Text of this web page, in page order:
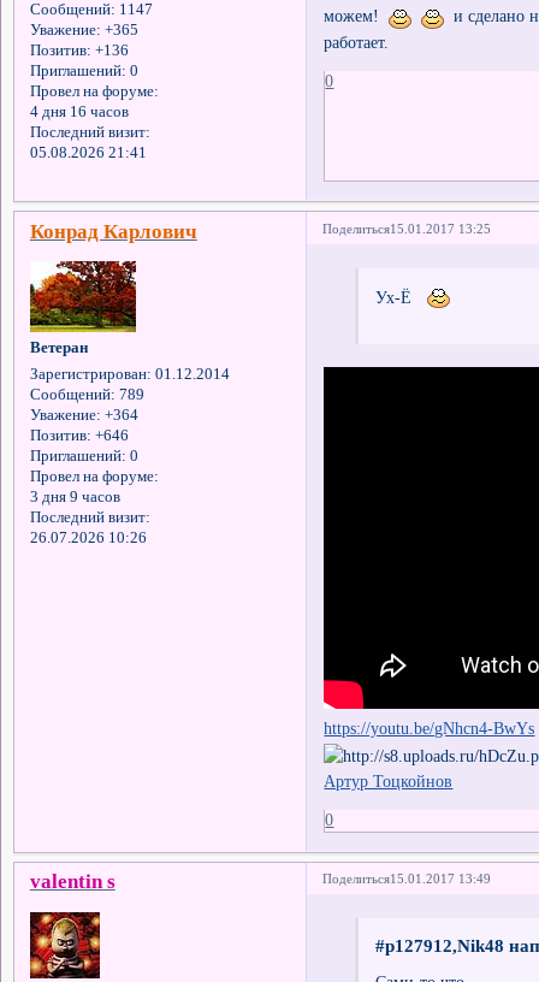
Сообщений: 1147
Уважение: +365
Позитив: +136
Приглашений: 0
Провел на форуме:
4 дня 16 часов
Последний визит:
05.08.2026 21:41
можем!
и сделано
работает.
0
Поделиться15.01.2017 13:25
Конрад Карлович
Ветеран
Зарегистрирован: 01.12.2014
Сообщений: 789
Уважение: +364
Позитив: +646
Приглашений: 0
Провел на форуме:
3 дня 9 часов
Последний визит:
26.07.2026 10:26
Ух-Ё
https://youtu.be/gNhcn4-BwYs
Артур Тоцкойнов
0
Поделиться15.01.2017 13:49
valentin s
#p127912,Nik48